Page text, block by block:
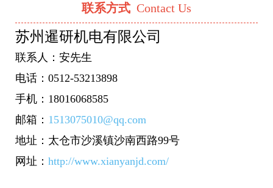
联系方式 Contact Us
苏州暹研机电有限公司
联系人：安先生
电话：0512-53213898
手机：18016068585
邮箱： 1513075010@qq.com
地址：太仓市沙溪镇沙南西路99号
网址： http://www.xianyanjd.com/